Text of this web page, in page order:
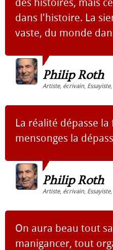
des histoires, mais
dans l'histoire. La
vaste, du monde
Philip Roth
Artiste, écrivain, Essayiste,
La réalité dépasse
mensonges la
Philip Roth
Artiste, écrivain, Essayiste,
On aura beau tout
manigancer, tout